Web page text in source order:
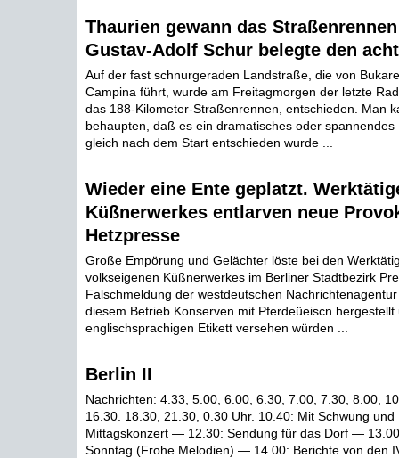
Thaurien gewann das
Gustav-Adolf Schur belegte den
Auf der fast schnurgeraden Landstraße, die von
Campina führt, wurde am Freitagmorgen der letzte
das 188-Kilometer-Straßenrennen, entschieden. Man
behaupten, daß es ein dramatisches oder spannendes
gleich nach dem Start entschieden wurde ...
Wieder eine Ente geplatzt.
Küßnerwerkes entlarven neue
Hetzpresse
Große Empörung und Gelächter löste bei den
volkseigenen Küßnerwerkes im Berliner Stadtbezirk
Falschmeldung der westdeutschen
diesem Betrieb Konserven mit Pferdeüeiscn hergestellt
englischsprachigen Etikett versehen würden ...
Berlin II
Nachrichten: 4.33, 5.00, 6.00, 6.30, 7.00, 7.30, 8.00,
16.30. 18.30, 21.30, 0.30 Uhr. 10.40: Mit Schwung
Mittagskonzert — 12.30: Sendung für das Dorf —
Sonntag (Frohe Melodien) — 14.00: Berichte von den